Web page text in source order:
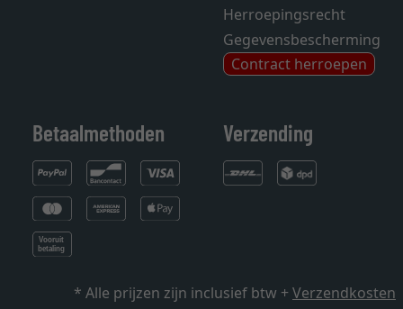
Herroepingsrecht
Gegevensbescherming
Contract herroepen
Betaalmethoden Verzending
* Alle prijzen zijn inclusief btw +Verzendkosten